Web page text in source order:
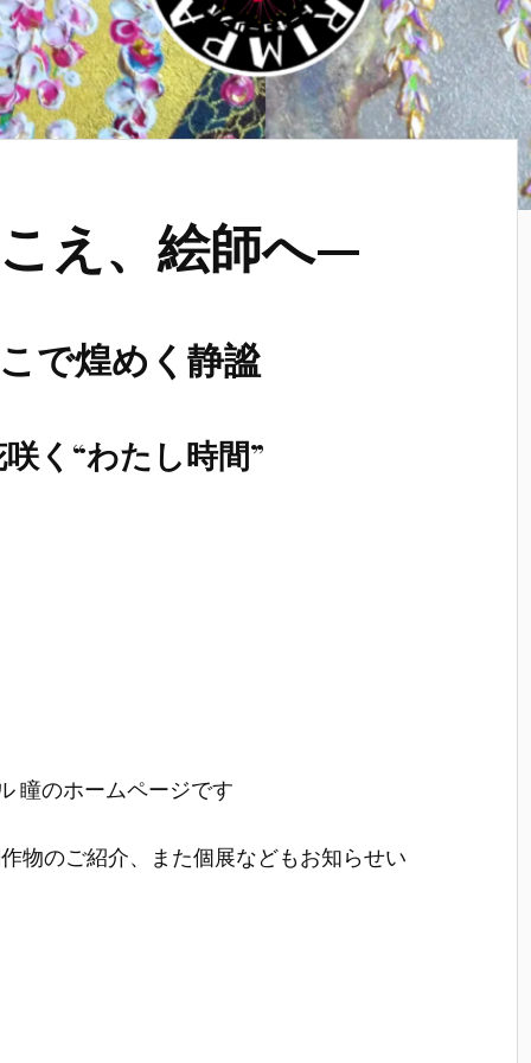
え、絵師へ—
で煌めく静謐
く“わたし時間”
瞳のホームページです
物のご紹介、また個展などもお知らせい